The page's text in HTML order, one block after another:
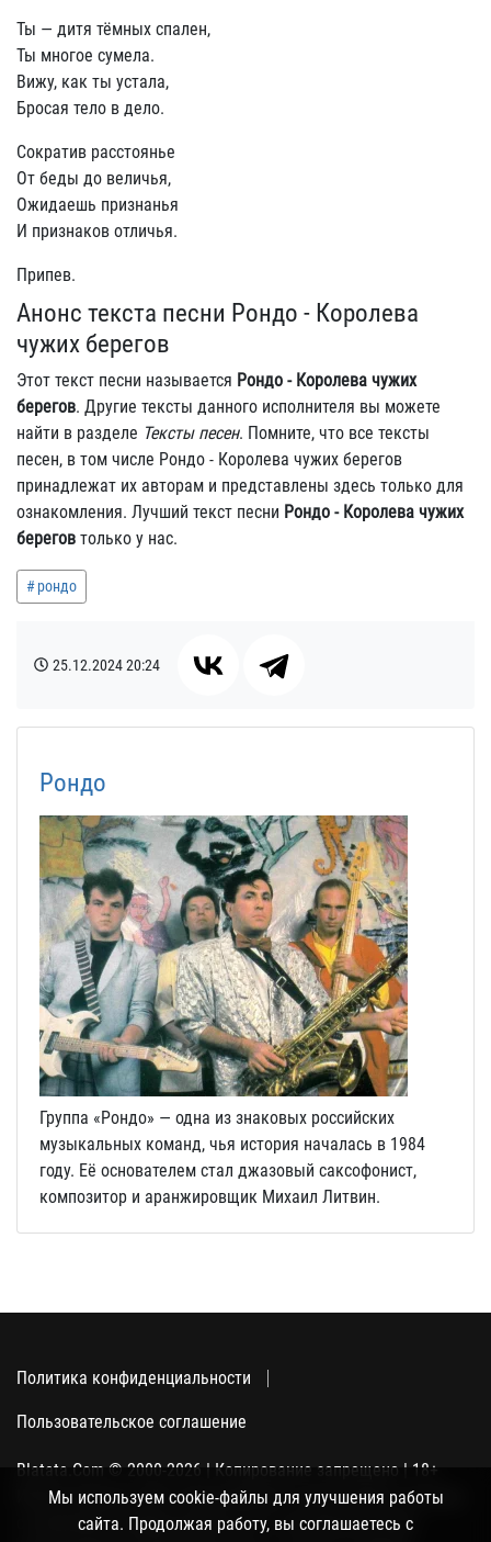
Ты — дитя тёмных спален,
Ты многое сумела.
Вижу, как ты устала,
Бросая тело в дело.
Сократив расстоянье
От беды до величья,
Ожидаешь признанья
И признаков отличья.
Припев.
Анонс текста песни Рондо - Королева
чужих берегов
Этот текст песни называется Рондо - Королева чужих
берегов. Другие тексты данного исполнителя вы можете
найти в разделе Тексты песен. Помните, что все тексты
песен, в том числе Рондо - Королева чужих берегов
принадлежат их авторам и представлены здесь только для
ознакомления. Лучший текст песни Рондо - Королева чужих
берегов только у нас.
рондо
25.12.202420:24
Рондо
Группа «Рондо» — одна из знаковых российских
музыкальных команд, чья история началась в 1984
году. Её основателем стал джазовый саксофонист,
композитор и аранжировщик Михаил Литвин.
Политика конфиденциальности
Пользовательское соглашение
Blatata.Com © 2000-2026 | Копирование запрещено | 18+
Использование сайта подразумевает ваше полное согласие
с политикой конфиденциальности, пользовательским
Мы используем cookie-файлы для улучшения работы
сайта. Продолжая работу, вы соглашаетесь с